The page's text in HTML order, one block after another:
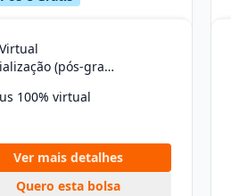
Especialização (pós-graduação)
100% virtual
Ver mais detalhes
Quero esta bolsa